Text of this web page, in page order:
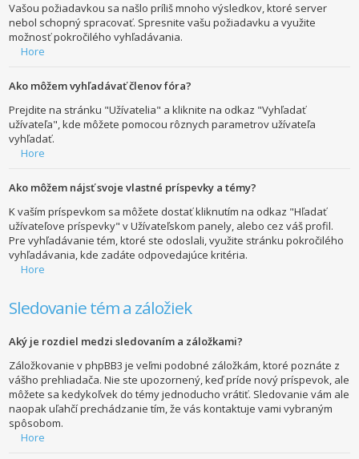
Vašou požiadavkou sa našlo príliš mnoho výsledkov, ktoré server
nebol schopný spracovať. Spresnite vašu požiadavku a využite
možnosť pokročilého vyhľadávania.
Hore
Ako môžem vyhľadávať členov fóra?
Prejdite na stránku "Užívatelia" a kliknite na odkaz "Vyhľadať
užívateľa", kde môžete pomocou rôznych parametrov užívateľa
vyhľadať.
Hore
Ako môžem nájsť svoje vlastné príspevky a témy?
K vaším príspevkom sa môžete dostať kliknutím na odkaz "Hľadať
užívateľove príspevky" v Užívateľskom panely, alebo cez váš profil.
Pre vyhľadávanie tém, ktoré ste odoslali, využite stránku pokročilého
vyhľadávania, kde zadáte odpovedajúce kritéria.
Hore
Sledovanie tém a záložiek
Aký je rozdiel medzi sledovaním a záložkami?
Záložkovanie v phpBB3 je veľmi podobné záložkám, ktoré poznáte z
vášho prehliadača. Nie ste upozornený, keď príde nový príspevok, ale
môžete sa kedykoľvek do témy jednoducho vrátiť. Sledovanie vám ale
naopak uľahčí prechádzanie tím, že vás kontaktuje vami vybraným
spôsobom.
Hore